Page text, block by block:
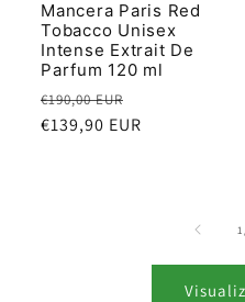
Mancera Paris Red
Tobacco Unisex
Intense Extrait De
Parfum 120 ml
Prezzo
di
€190,00 EUR
scontato
€139,90 EUR
1